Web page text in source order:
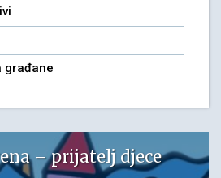
građane
– prijatelj djece